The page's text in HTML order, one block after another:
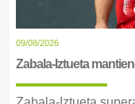
09/08/2026
Zabala-Iztueta